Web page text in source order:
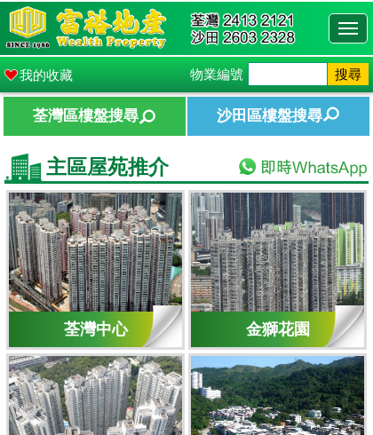
我的收藏 物業編號 搜尋
荃灣區樓盤搜尋 沙田區樓盤搜尋
主區屋苑推介
荃灣中心 金獅花園